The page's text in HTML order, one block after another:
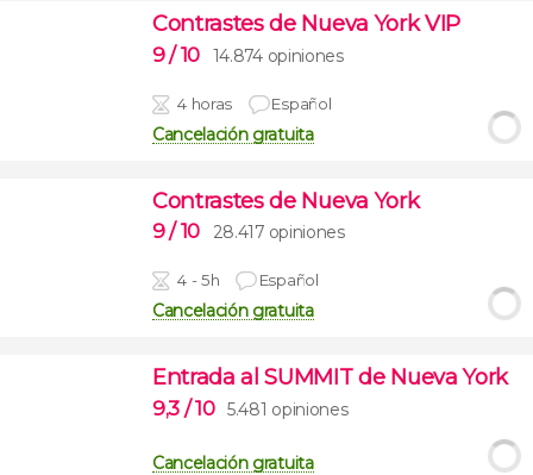
Contrastes de Nueva York VIP
9/ 10 14.874 opiniones
4 horas Español
Cancelación gratuita
Contrastes de Nueva York
9/ 10 28.417 opiniones
4 - 5h Español
Cancelación gratuita
Entrada al SUMMIT de Nueva York
9,3 / 10 5.481 opiniones
Cancelación gratuita